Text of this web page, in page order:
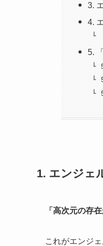
3.
4.
5.
1. エンジェ
「高次元の存
これがエンジ